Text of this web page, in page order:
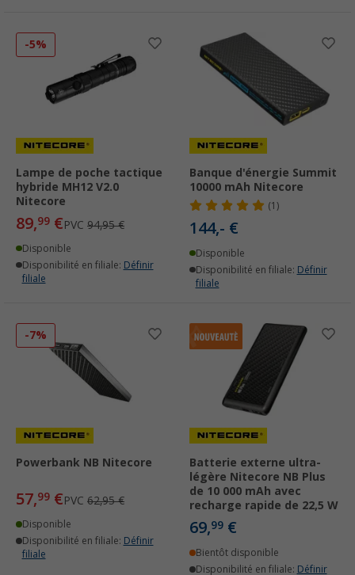
-5%
Lampe de poche tactique
hybride MH12 V2.0
Nitecore
89,99 €PVC 94,95 €
Disponible
Disponibilité en filiale: Définir
filiale
Banque d'énergie Summit
10000 mAh Nitecore
(1)
144,- €
Disponible
Disponibilité en filiale: Définir
filiale
-7%
Powerbank NB Nitecore
57,99 €PVC 62,95 €
Disponible
Disponibilité en filiale: Définir
filiale
Batterie externe ultra-
légère Nitecore NB Plus
de 10 000 mAh avec
recharge rapide de 22,5 W
69,99 €
Bientôt disponible
Disponibilité en filiale: Définir